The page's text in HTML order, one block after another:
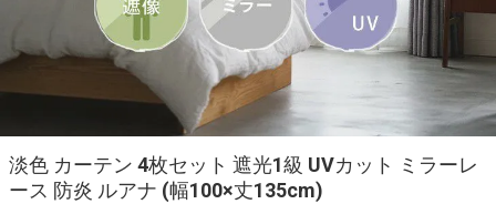
淡色 カーテン 4枚セット 遮光1級 UVカット ミラーレ
ース 防炎 ルアナ (幅100×丈135cm)